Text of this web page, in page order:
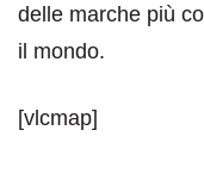
delle marche più
il mondo.
[vlcmap]